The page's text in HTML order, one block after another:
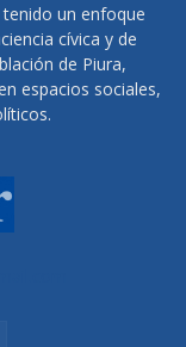
un enfoque
cívica y de
de Piura,
espacios sociales,